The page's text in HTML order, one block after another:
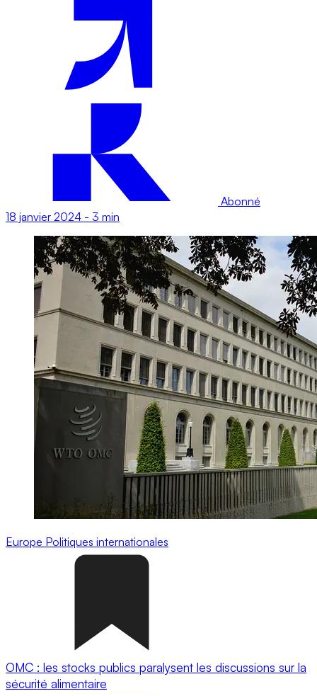
Abonné
18 janvier 2024 - 3 min
Europe Politiques internationales
OMC : les stocks publics paralysent les discussions sur la
sécurité alimentaire